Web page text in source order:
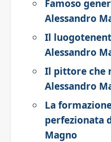
Famoso
Alessandro
Il
Alessandro
Il pittore che
Alessandro
La
perfezionata
Magno